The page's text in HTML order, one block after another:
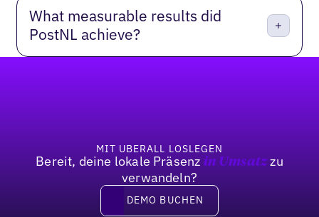
What measurable results did
PostNL achieve?
MIT UBERALL LOSLEGEN
Bereit, deine lokale Präsenz in Umsatzzu
verwandeln?
DEMO BUCHEN
DEMO BUCHEN